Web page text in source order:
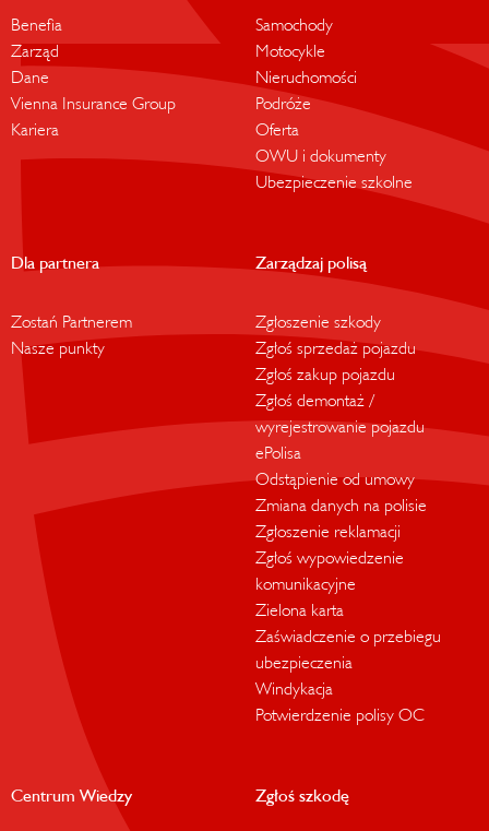
Benefia
Zarząd
Dane
Vienna Insurance Group
Kariera
Samochody
Motocykle
Nieruchomości
Podróże
Oferta
OWU i dokumenty
Ubezpieczenie szkolne
Dla partnera
Zostań Partnerem
Nasze punkty
Zarządzaj polisą
Zgłoszenie szkody
Zgłoś sprzedaż pojazdu
Zgłoś zakup pojazdu
Zgłoś demontaż /
wyrejestrowanie pojazdu
ePolisa
Odstąpienie od umowy
Zmiana danych na polisie
Zgłoszenie reklamacji
Zgłoś wypowiedzenie
komunikacyjne
Zielona karta
Zaświadczenie o przebiegu
ubezpieczenia
Windykacja
Potwierdzenie polisy OC
Centrum Wiedzy Zgłoś szkodę